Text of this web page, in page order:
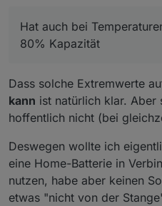
Tiefe Temp. im Betrieb
schränken die Funktion
Dazu kommt meist die
Hat auch bei
80% Kapazität
Dass solche Extremwerte
kann ist natürlich klar.
hoffentlich nicht (bei
Deswegen wollte ich
eine Home-Batterie in
nutzen, habe aber keinen
etwas "nicht von der